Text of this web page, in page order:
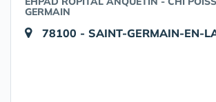
GERMAIN
78100 - SAINT-GERMAIN-EN-